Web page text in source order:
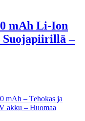
mAh Li-Ion
Suojapiirillä –
mAh – Tehokas ja
akku – Huomaa